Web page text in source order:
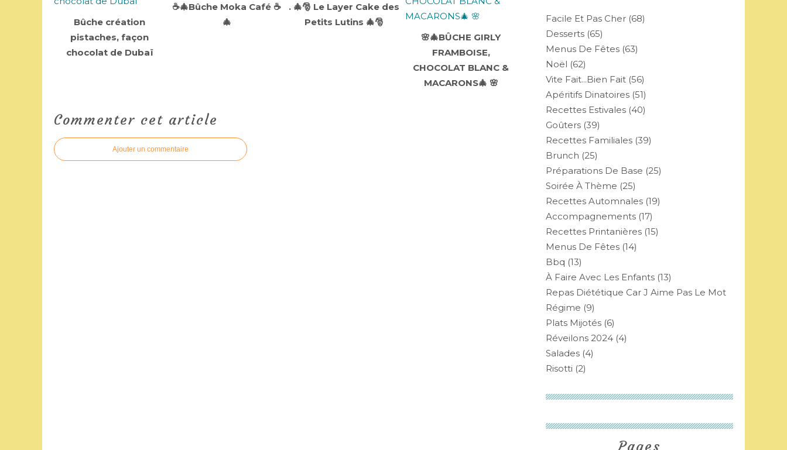
Bûche création
pistaches, façon
chocolat de Dubaï
☕🎄Bûche Moka Café ☕
🎄
. 🎄🎅 Le Layer Cake des
Petits Lutins 🎄🎅
🌸🎄BÛCHE GIRLY
FRAMBOISE,
CHOCOLAT BLANC &
MACARONS🎄 🌸
Commenter cet article
Ajouter un commentaire
Facile Et Pas Cher (68)
Desserts (65)
Menus De Fêtes (63)
Noël (62)
Vite Fait...bien Fait (56)
Apéritifs Dinatoires (51)
Recettes Estivales (40)
Goûters (39)
Recettes Familiales (39)
Brunch (25)
Préparations De Base (25)
Soirée À Thème (25)
Recettes Automnales (19)
Accompagnements (17)
Recettes Printanières (15)
Menus De Fêtes (14)
Bbq (13)
À Faire Avec Les Enfants (13)
Repas Diététique Car J Aime Pas Le Mot
Régime (9)
Plats Mijotés (6)
Réveilons 2024 (4)
Salades (4)
Risotti (2)
Pages